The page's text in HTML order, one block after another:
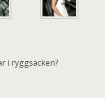
i ryggsäcken?